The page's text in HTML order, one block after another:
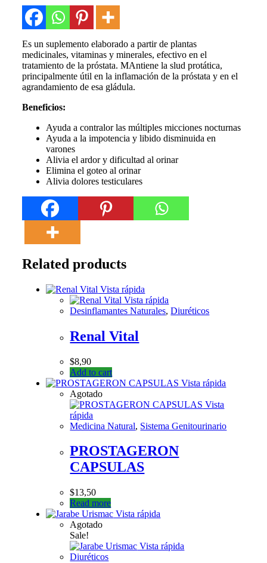
Es un suplemento elaborado a partir de plantas
medicinales, vitaminas y minerales, efectivo en el
tratamiento de la próstata. MAntiene la slud protática,
principalmente útil en la inflamación de la próstata y en el
agrandamiento de esa gládula.
Beneficios:
Ayuda a contralor las múltiples micciones nocturnas
Ayuda a la impotencia y libido disminuida en
varones
Alivia el ardor y dificultad al orinar
Elimina el goteo al orinar
Alivia dolores testiculares
Related products
Vista rápida
Vista rápida
Desinflamantes Naturales,Diuréticos
Renal Vital
$8,90
Add to cart
Vista rápida
Agotado
Vista
rápida
Medicina Natural, Sistema Genitourinario
PROSTAGERON
CAPSULAS
$13,50
Read more
Vista rápida
Agotado
Sale!
Vista rápida
Diuréticos